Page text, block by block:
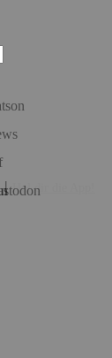
Hol dir die App!